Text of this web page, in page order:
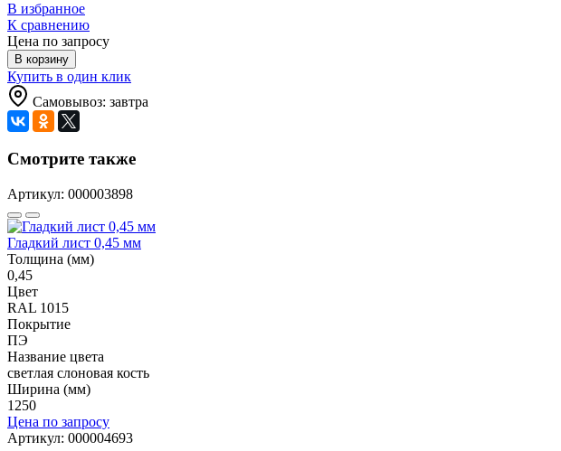
В избранное
К сравнению
Цена по запросу
В корзину
Купить в один клик
Самовывоз: завтра
Смотрите также
Артикул: 000003898
Гладкий лист 0,45 мм
Толщина (мм)
0,45
Цвет
RAL 1015
Покрытие
ПЭ
Название цвета
светлая слоновая кость
Ширина (мм)
1250
Цена по запросу
Артикул: 000004693